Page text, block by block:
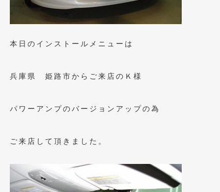
2023年10月(2)
2023年9月(1)
2023年8月(2)
2022年12月 (1)
2022年4月(2)
2021年12月(2)
本日のインストールメニューは
兵庫県 姫路市からご来店のＫ様
パワーアンプのバージョンアップの為
ご来店して頂きました。